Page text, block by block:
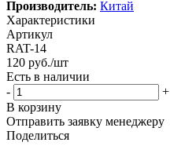
Производитель: Китай
Характеристики
Артикул
RAT-14
120 руб./шт
Есть в наличии
-
+
В корзину
Отправить заявку менеджеру
Поделиться